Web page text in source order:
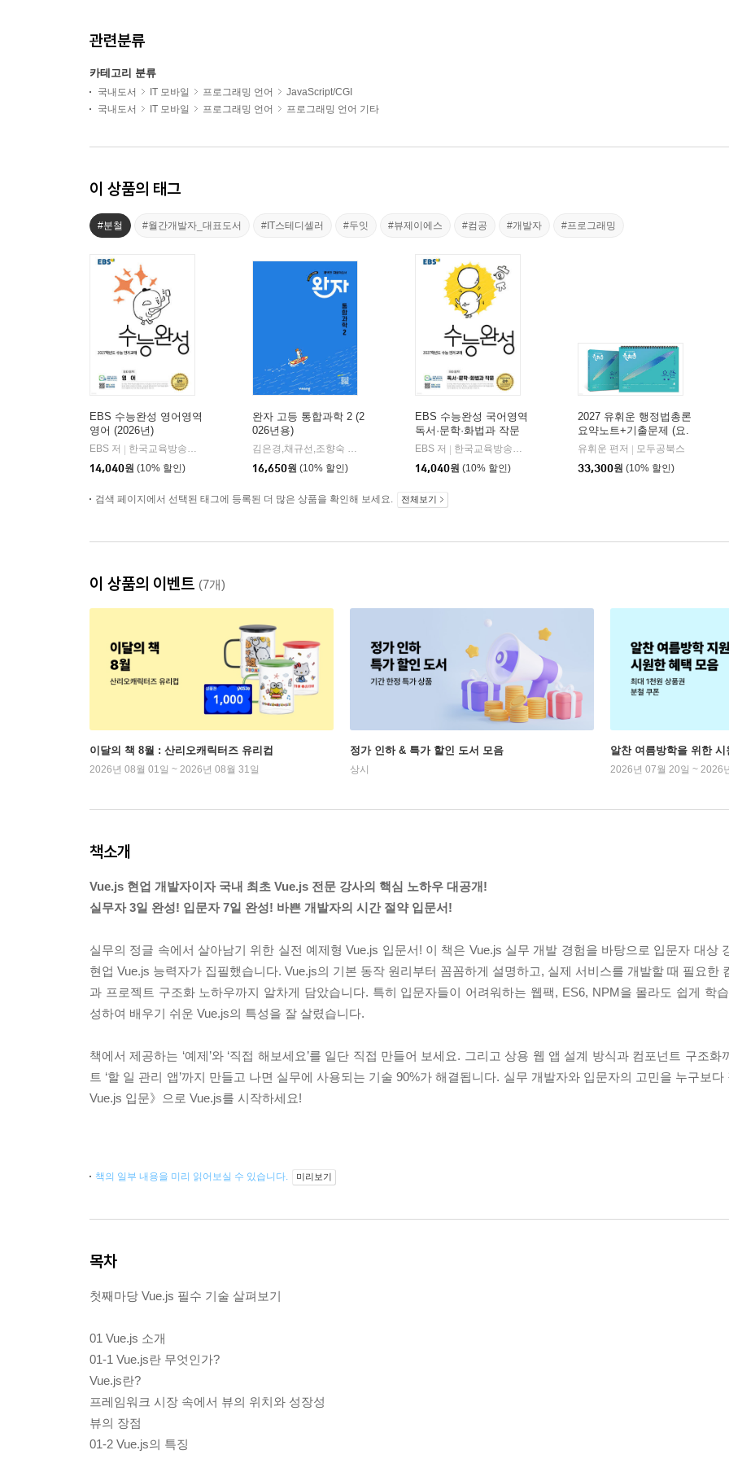
관련분류
카테고리 분류
국내도서 IT 모바일 프로그래밍 언어
JavaScript/CGI
국내도서
IT 모바일 프로그래밍 언어 프로그래밍 언어 기타
이 상품의 태그
#분철 #월간개발자_대표도서 #IT스테디셀러 #두잇 #뷰제이에스 #컴공 #개발자 #프로그래밍
EBS 수능완성 영어영역
영어 (2026년)
EBS 저
한국교육방송공사
14,040원 (10% 할인)
완자 고등 통합과학 2 (2
026년용)
김은경,채규선,조향숙 등저
16,650원 (10% 할인)
EBS 수능완성 국어영역
독서·문학·화법과 작문
(2026년)
EBS 저
한국교육방송공사
14,040원 (10% 할인)
2027 유휘운 행정법총론
요약노트+기출문제 (요.
플.)
유휘운 편저
모두공북스
33,300원 (10% 할인)
검색 페이지에서 선택된 태그에 등록된 더 많은 상품을 확인해 보세요. 전체보기
이 상품의 이벤트 (7개)
이달의 책 8월 : 산리오캐릭터즈 유리컵
2026년 08월 01일 ~ 2026년 08월 31일
정가 인하 & 특가 할인 도서 모음
상시
알찬 여름방학을 위한 시
2026년 07월 20일 ~ 2026
책소개
Vue.js 현업 개발자이자 국내 최초 Vue.js 전문 강사의 핵심 노하우 대공개!
실무자 3일 완성! 입문자 7일 완성! 바쁜 개발자의 시간 절약 입문서!
실무의 정글 속에서 살아남기 위한 실전 예제형 Vue.js 입문서! 이 책은 Vue.js 실무 개발 경험을 바탕으로 입문자 대상
현업 Vue.js 능력자가 집필했습니다. Vue.js의 기본 동작 원리부터 꼼꼼하게 설명하고, 실제 서비스를 개발할 때 필요한
과 프로젝트 구조화 노하우까지 알차게 담았습니다. 특히 입문자들이 어려워하는 웹팩, ES6, NPM을 몰라도 쉽게 학
성하여 배우기 쉬운 Vue.js의 특성을 잘 살렸습니다.
책에서 제공하는 ‘예제’와 ‘직접 해보세요’를 일단 직접 만들어 보세요. 그리고 상용 웹 앱 설계 방식과 컴포넌트 구조
트 ‘할 일 관리 앱’까지 만들고 나면 실무에 사용되는 기술 90%가 해결됩니다. 실무 개발자와 입문자의 고민을 누구보
Vue.js 입문》으로 Vue.js를 시작하세요!
책의 일부 내용을 미리 읽어보실 수 있습니다. 미리보기
목차
첫째마당 Vue.js 필수 기술 살펴보기
01 Vue.js 소개
01-1 Vue.js란 무엇인가?
Vue.js란?
프레임워크 시장 속에서 뷰의 위치와 성장성
뷰의 장점
01-2 Vue.js의 특징